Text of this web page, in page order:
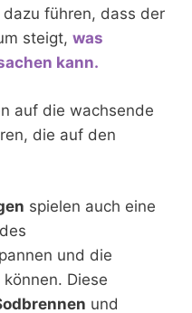
führen, dass der
steigt, was
kann.
auf die wachsende
die auf den
spielen auch eine
und die
Diese
und